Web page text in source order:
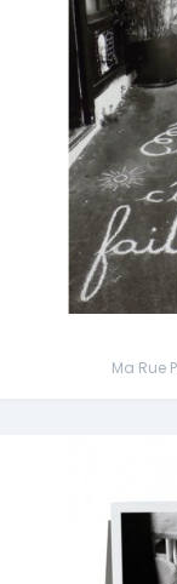
Ma Rue